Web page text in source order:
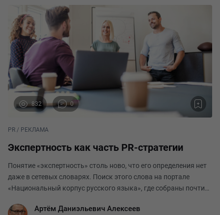
832 0
PR / РЕКЛАМА
Экспертность как часть PR-стратегии
Понятие «экспертность» столь ново, что его определения нет
даже в сетевых словарях. Поиск этого слова на портале
«Национальный корпус русского языка», где собраны почти
ничего не найдено». А вот «Яндекс» в
Артём Даниэльевич Алексеев